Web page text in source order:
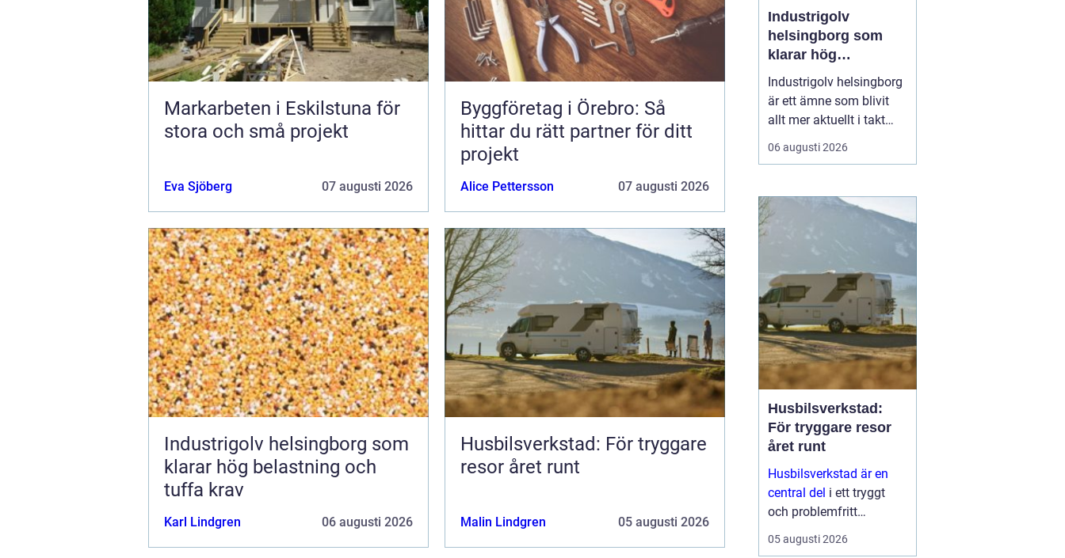
Markarbeten i Eskilstuna för
stora och små projekt
Eva Sjöberg 07 augusti 2026
Byggföretag i Örebro: Så
hittar du rätt partner för ditt
projekt
Alice Pettersson 07 augusti 2026
Industrigolv helsingborg som
klarar hög belastning och
tuffa krav
Karl Lindgren 06 augusti 2026
Husbilsverkstad: För tryggare
resor året runt
Malin Lindgren 05 augusti 2026
Industrigolv
helsingborg som
klarar hög
belastning och tuffa
krav
Industrigolv helsingborg
är ett ämne som blivit
allt mer aktuellt i takt
med att fler
verksamheter söker
lättskötta golvlösningar.
I moderna
produktionsmiljöer
behöver golvet vara mer
än bara en slityta. Golvet
ska tåla tung trafi...
06 augusti 2026
Husbilsverkstad:
För tryggare resor
året runt
Husbilsverkstad är en
central del i ett tryggt
och problemfritt
husbilsliv. När en husbil
används som både
05 augusti 2026